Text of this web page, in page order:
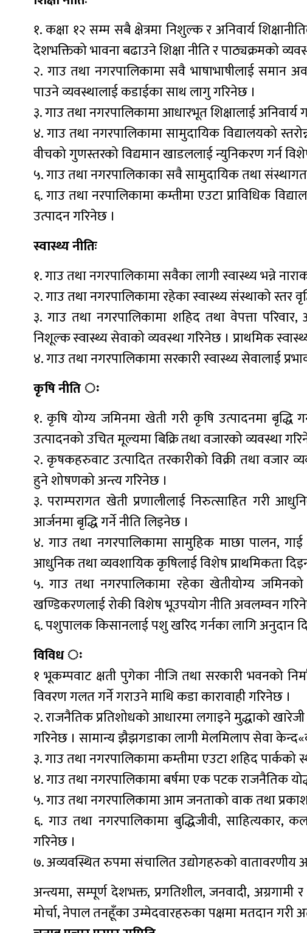
१. कक्षा १२ सम्म सबै क्षेत्रमा निशुल्क र अनिवार्य
देशभक्तिको भावना बढाउने शिक्षा नीति र पाठ्यक्रमको
२. गाउ तथा नगरपालिकामा सवै भाषाभाषीलाई समान
पाउने व्यवस्थालाई कडाईका साथ लागु गरिनेछ ।
३. गाउ तथा नगरपालिकामा आधारभूत शिक्षालाई
४. गाउ तथा नगरपालिकामा सामुदायिक विद्यालयको
वीचको गुणस्तरको विद्यमान खाडललाई न्युनिकरण गर्न
५. गाउ तथा नगरपालिकाका सवै सामुदायिक तथा संस्थागत
६. गाउ तथा नरपालिकामा कम्तीमा एउटा प्राविधिक
उत्पादन गरिनेछ ।
स्वास्थ्य नीतिः
१. गाउ तथा नगरपालिकामा सवैका लागी स्वास्थ्य भन्ने
२. गाउ तथा नगरपालिकामा रहेका स्वास्थ्य संंस्थाको स्तर
३. गाउ तथा नगरपालिकामा शहिद तथा वेपत्ता
निशूल्क स्वास्थ्य सेवाको व्यवस्था गरिनेछ । प्राथमिक
४. गाउ तथा नगरपालिकामा सरकारी स्वास्थ्य सेवालाई
कृषि नीति ः
१. कृषि योग्य जमिनमा खेती गरी कृषि उत्पादनमा
उत्पादनको उचित मूल्यमा बिक्रि तथा वजारको व्यवस्था
२. कृषकहरुवाट उत्पादित तरकारीको विक्री तथा वजार
हुने शोषणको अन्त्य गरिनेछ ।
३. पराम्परागत खेती प्रणालीलाई निरुत्साहित गरी
आर्जनमा बृद्धि गर्ने नीति लिइनेछ ।
४. गाउ तथा नगरपालिकामा सामुहिक माछा पालन,
आधुनिक तथा व्यवशायिक कृषिलाई विशेष प्राथमिकता
५. गाउ तथा नगरपालिकामा रहेका खेतीयोग्य
खण्डिकरणलाई रोकी विशेष भूउपयोग नीति अवलम्वन
६. पशुपालक किसानलाई पशु खरिद गर्नका लागि अनुदान
विविध ः
१ भूकम्पवाट क्षती पुगेका नीजि तथा सरकारी भवनको
विवरण गलत गर्ने गराउने माथि कडा कारावाही गरिनेछ ।
२. राजनैतिक प्रतिशोधको आधारमा लगाइने मुद्धाको
गरिनेछ । सामान्य झैझगडाका लागी मेलमिलाप सेवा
३. गाउ तथा नगरपालिकामा कम्तीमा एउटा शहिद पार्कको
४. गाउ तथा नगरपालिकामा बर्षमा एक पटक राजनैतिक
५. गाउ तथा नगरपालिकामा आम जनताको वाक तथा
६. गाउ तथा नगरपालिकामा बुद्धिजीवी, साहित्यकार,
गरिनेछ ।
७. अव्यवस्थित रुपमा संचालित उद्योगहरुको वातावरणीय
अन्त्यमा, सम्पूर्ण देशभक्त, प्रगतिशील, जनवादी,
मोर्चा, नेपाल तनहूँका उम्मेदवारहरुका पक्षमा मतदान गरी